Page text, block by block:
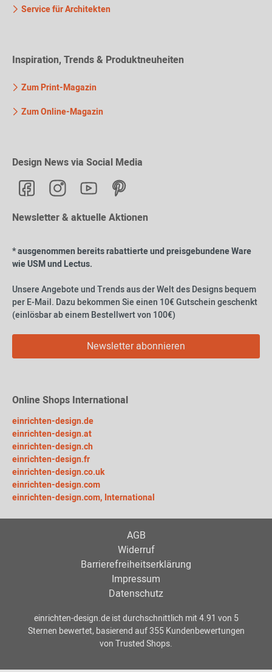
Service für Architekten
Inspiration, Trends & Produktneuheiten
Zum Print-Magazin
Zum Online-Magazin
Design News via Social Media
Newsletter & aktuelle Aktionen
* ausgenommen bereits rabattierte und preisgebundene Ware
wie USM und Lectus.
Unsere Angebote und Trends aus der Welt des Designs bequem
per E-Mail. Dazu bekommen Sie einen 10€ Gutschein geschenkt
(einlösbar ab einem Bestellwert von 100€)
Newsletter abonnieren
Online Shops International
einrichten-design.de
einrichten-design.at
einrichten-design.ch
einrichten-design.fr
einrichten-design.co.uk
einrichten-design.com
einrichten-design.com, International
AGB
Widerruf
Barrierefreiheitserklärung
Impressum
Datenschutz
einrichten-design.deist durchschnittlich mit4.91 von 5
Sternen bewertet, basierend auf355Kundenbewertungen
von Trusted Shops.